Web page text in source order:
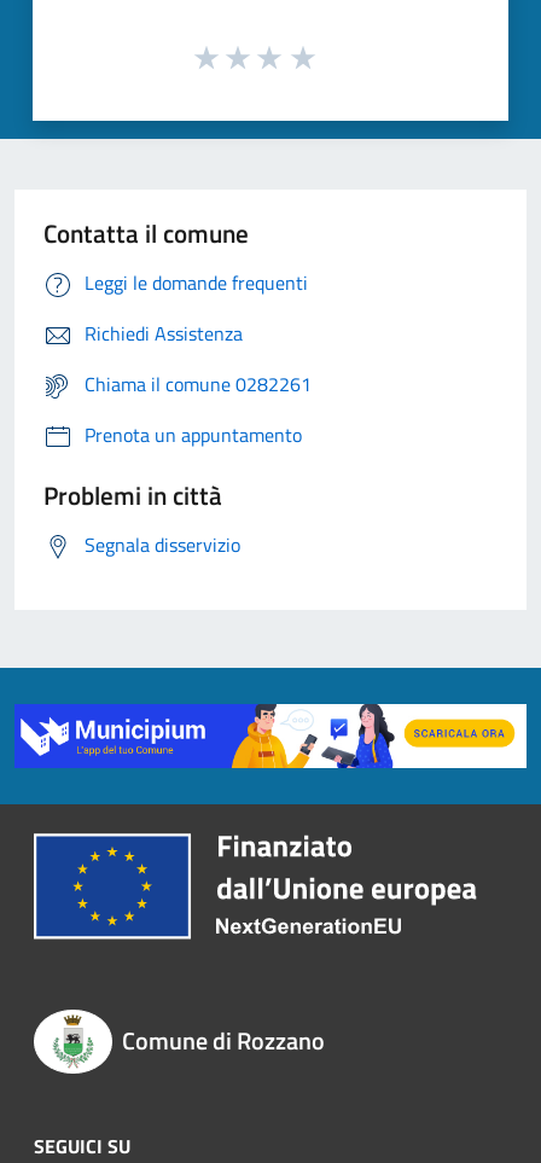
Contatta il comune
Leggi le domande frequenti
Richiedi Assistenza
Chiama il comune 0282261
Prenota un appuntamento
Problemi in città
Segnala disservizio
Comune di Rozzano
SEGUICI SU